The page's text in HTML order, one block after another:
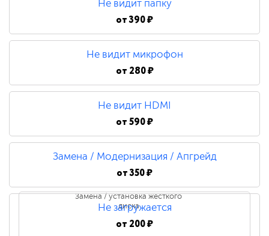
Не видит папку
от390 ₽
Не видит микрофон
от 280 ₽
Не видит HDMI
от590 ₽
Замена / Модернизация / Апгрейд
от350 ₽
Замена / установка жесткого
диска
Не загружается
от 200 ₽